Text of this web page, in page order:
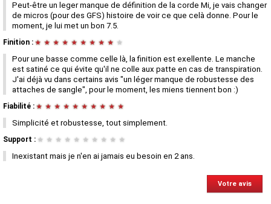
Peut-être un leger manque de définition de la corde Mi, je vais changer
de micros (pour des GFS) histoire de voir ce que celà donne. Pour le
moment, je lui met un bon 7.5.
Finition : ★ ★ ★ ★ ★ ★ ★ ★ ★ ★
Pour une basse comme celle là, la finition est exellente. Le manche
est satiné ce qui évite qu'il ne colle aux patte en cas de transpiration.
J'ai déjà vu dans certains avis "un léger manque de robustesse des
attaches de sangle", pour le moment, les miens tiennent bon :)
Fiabilité : ★ ★ ★ ★ ★ ★ ★ ★ ★ ★
Simplicité et robustesse, tout simplement.
Support : ★ ★ ★ ★ ★ ★ ★ ★ ★ ★
Inexistant mais je n'en ai jamais eu besoin en 2 ans.
Votre avis